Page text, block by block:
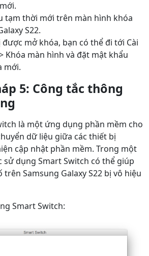
tạm thời mới trên màn hình khóa
S22.
mở khóa, bạn có thể đi tới Cài
Khóa màn hình và đặt mật khẩu
mới.
5: Công tắc thông
là một ứng dụng phần mềm cho
dữ liệu giữa các thiết bị
cập nhật phần mềm. Trong một
dụng Smart Switch có thể giúp
trên Samsung Galaxy S22 bị vô hiệu
Smart Switch:
हिंदी
ไทย
한국어
繁體中文